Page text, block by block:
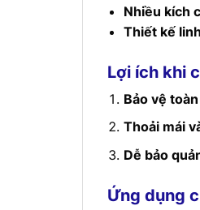
Nhiều kích
Thiết kế
Lợi ích khi
Bảo vệ
Thoải mái
Dễ bảo
Ứng dụng